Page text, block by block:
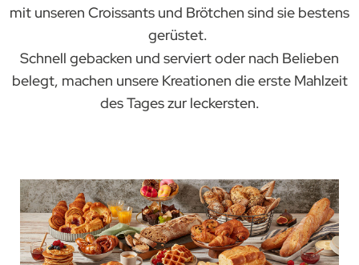
mit unseren Croissants und Brötchen sind sie bestens
gerüstet.
Schnell gebacken und serviert oder nach Belieben
belegt, machen unsere Kreationen die erste Mahlzeit
des Tages zur leckersten.